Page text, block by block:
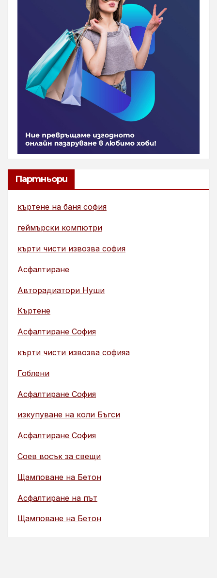
Партньори
къртене на баня софия
геймърски компютри
кърти чисти извозва софия
Асфалтиране
Авторадиатори Нуши
Къртене
Асфалтиране София
кърти чисти извозва софияа
Гоблени
Асфалтиране София
изкупуване на коли Бъгси
Асфалтиране София
Соев восък за свещи
Щамповане на Бетон
Асфалтиране на път
Щамповане на Бетон